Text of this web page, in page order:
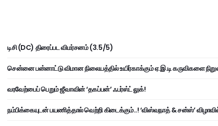
டிசி (DC) திரைப்பட விமர்சனம் (3.5/5)
சென்னை பன்னாட்டு விமான நிலையத்தில் உயிர்காக்கும் ஏ.இ.டி கருவிகளை
வரவேற்பைப் பெறும் ஜீவாவின் ‘தகப்பன்’ ஃபர்ஸ்ட் லுக்!
நம்பிக்கையுடன் பயணித்தால் வெற்றி கிடைக்கும்..! ‘விஸ்வநாத் & சன்ஸ்’